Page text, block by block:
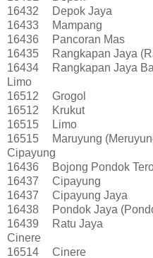
16432
Depok Jaya
16433
Mampang
16436
Pancoran Mas
16435
Rangkapan Jaya
16434
Rangkapan Jaya
Limo
16512
Grogol
16512
Krukut
16515
Limo
16515
Maruyung
Cipayung
16436
Bojong Pondok
16437
Cipayung
16437
Cipayung Jaya
16438
Pondok Jaya
16439
Ratu Jaya
Cinere
16514
Cinere